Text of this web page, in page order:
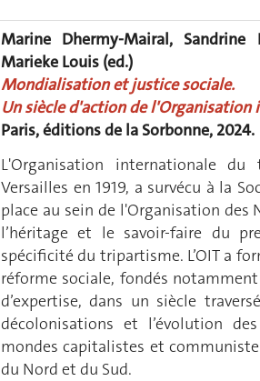
Marine Dhermy-Mairal,
Marieke Louis (ed.)
Mondialisation et justice sociale.
Un siècle d'action de
Paris, éditions de la Sorbonne, 2024.
L'Organisation internationale
Versailles en 1919, a survécu à la
place au sein de l'Organisation
l’héritage et le savoir-faire du
spécificité du tripartisme. L’OIT a
réforme sociale, fondés
d’expertise, dans un siècle
décolonisations et l’évolution
mondes capitalistes et
du Nord et du Sud.